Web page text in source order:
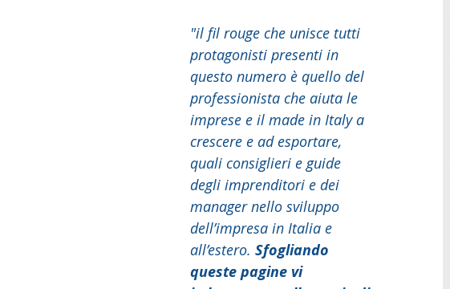
"il fil rouge che unisce tutti
protagonisti presenti in
questo numero è quello del
professionista che aiuta le
imprese e il made in Italy a
crescere e ad esportare,
quali consiglieri e guide
degli imprenditori e dei
manager nello sviluppo
dell’impresa in Italia e
all’estero. Sfogliando
queste pagine vi